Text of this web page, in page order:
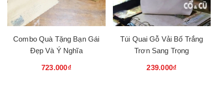
Combo Quà Tặng Bạn Gái
Đẹp Và Ý Nghĩa
723.000₫
Túi Quai Gỗ Vải Bố Trắng
Trơn Sang Trọng
239.000₫